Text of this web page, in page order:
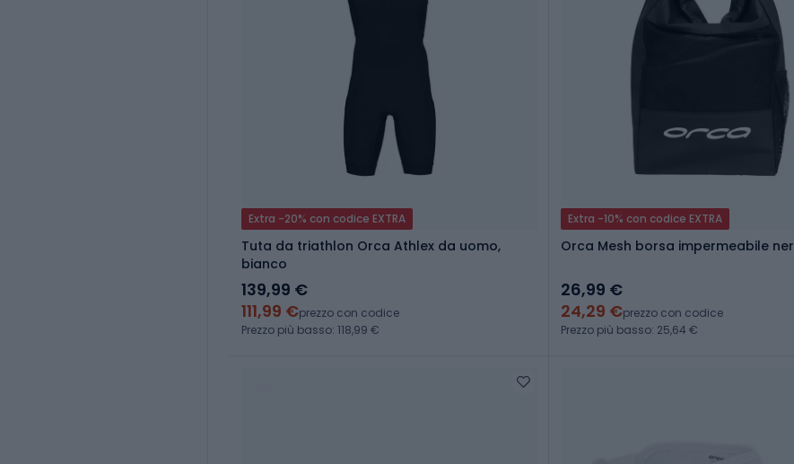
Extra -20% con codice EXTRA
Tuta da triathlon Orca Athlex da uomo,
bianco
139,99 €
111,99 €prezzo con codice
Prezzo più basso: 118,99 €
Extra -10% con codice EXTRA
Orca Mesh borsa impermeabile
26,99 €
24,29 €prezzo con codice
Prezzo più basso: 25,64 €